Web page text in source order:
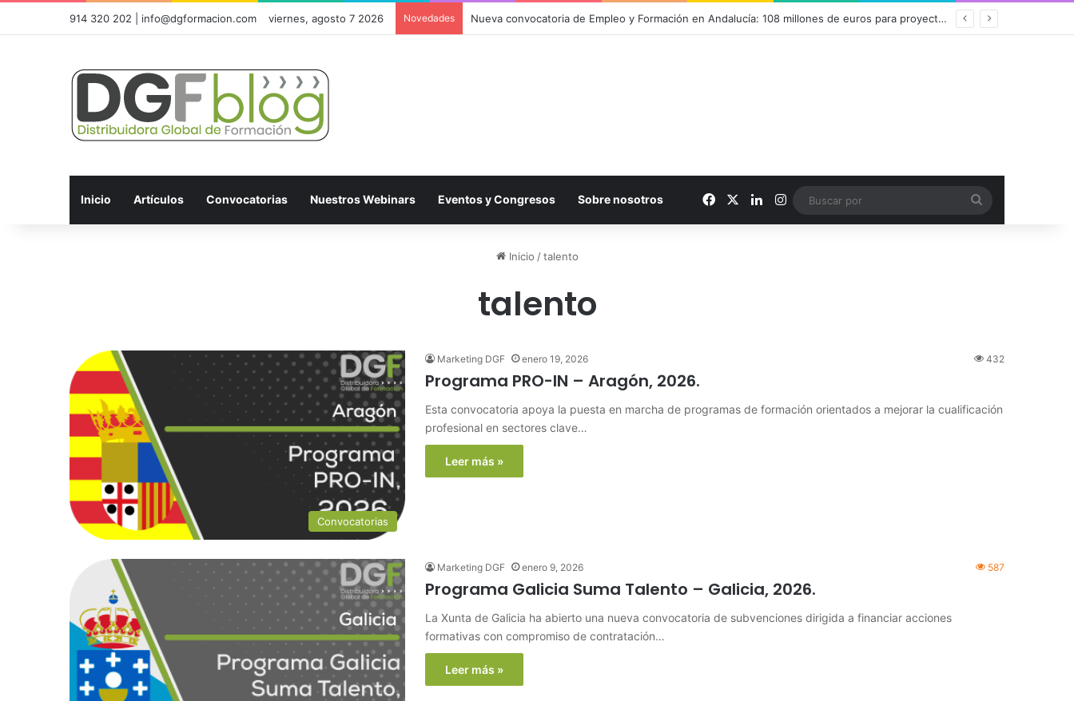
914 320 202 | info@dgformacion.com viernes, agosto 7 2026 Novedades Plataforma DGF: un campus virtual para gestionar toda la formación desde un único lugar
Inicio Artículos Convocatorias Nuestros Webinars Eventos y Congresos Sobre nosotros FacebookLinkedInInstagram
por
Inicio / talento
talento
Convocatorias
Marketing DGF enero 19, 2026 432
Programa PRO-IN – Aragón, 2026.
Esta convocatoria apoya la puesta en marcha de programas de formación orientados a mejorar la cualificación
profesional en sectores clave…
Leer más »
Marketing DGF enero 9, 2026 587
Programa Galicia Suma Talento – Galicia, 2026.
La Xunta de Galicia ha abierto una nueva convocatoria de subvenciones dirigida a financiar acciones
formativas con compromiso de contratación…
Leer más »